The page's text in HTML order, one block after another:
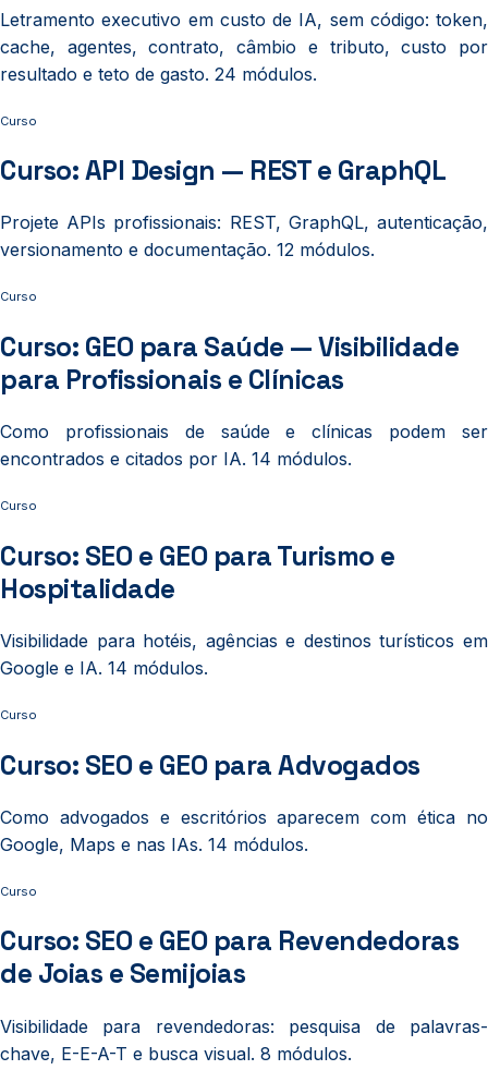
Letramento executivo em custo de IA, sem código: token,
cache, agentes, contrato, câmbio e tributo, custo por
resultado e teto de gasto. 24 módulos.
Curso
Curso: API Design — REST e GraphQL
Projete APIs profissionais: REST, GraphQL, autenticação,
versionamento e documentação. 12 módulos.
Curso
Curso: GEO para Saúde — Visibilidade
para Profissionais e Clínicas
Como profissionais de saúde e clínicas podem ser
encontrados e citados por IA. 14 módulos.
Curso
Curso: SEO e GEO para Turismo e
Hospitalidade
Visibilidade para hotéis, agências e destinos turísticos em
Google e IA. 14 módulos.
Curso
Curso: SEO e GEO para Advogados
Como advogados e escritórios aparecem com ética no
Google, Maps e nas IAs. 14 módulos.
Curso
Curso: SEO e GEO para Revendedoras
de Joias e Semijoias
Visibilidade para revendedoras: pesquisa de palavras-
chave, E-E-A-T e busca visual. 8 módulos.